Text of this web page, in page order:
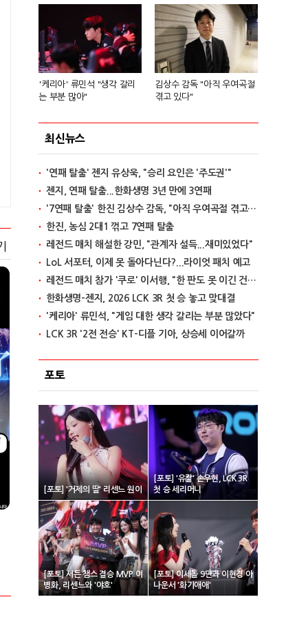
'케리아' 류민석 "생각 갈리
는 부분 많아"
김상수 감독 "아직 우여곡절
겪고 있다"
최신뉴스
'연패 탈출' 젠지 유상욱, "승리 요인은 '주도권'"
젠지, 연패 탈출...한화생명 3년 만에 3연패
'7연패 탈출' 한진 김상수 감독, "아직 우여곡절 겪고 있다"
한진, 농심 2대1 꺾고 7연패 탈출
레전드 매치 해설한 강민, "관계자 설득...재미있었다"
LoL 서포터, 이제 못 돌아다닌다?...라이엇 패치 예고
레전드 매치 참가 '쿠로' 이서행, "한 판도 못 이긴 건 아쉽다"
한화생명-젠지, 2026 LCK 3R 첫 승 놓고 맞대결
'케리아' 류민석, "게임 대한 생각 갈리는 부분 많았다"
LCK 3R '2전 전승' KT-디플 기아, 상승세 이어갈까
포토
[포토] '거제의 딸' 리센느 원이
[포토] '유칼' 손우현, LCK 3R
첫 승 세리머니
[포토] 서든 챔스 결승 MVP 이
병화, 리센느와 '야호'
[포토] 이세돌 9단과 이현경 아
나운서 '화기애애'